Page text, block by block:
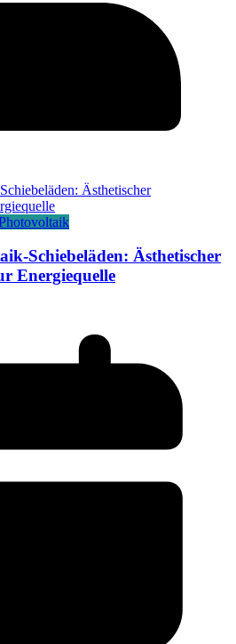
Schiebeläden: Ästhetischer
Energiequelle